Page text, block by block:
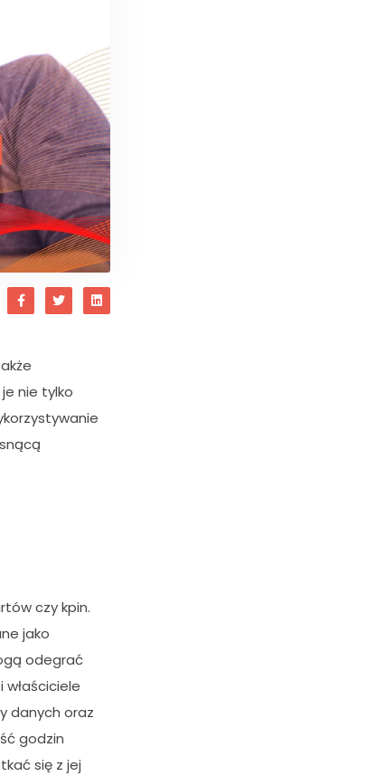
nie tylko
czy kpin.
jako
odegrać
danych oraz
godzin
się z jej